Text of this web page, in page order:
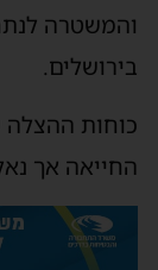
והמשטרה
בירושלים.
כוחות ההצלה
החייאה אך